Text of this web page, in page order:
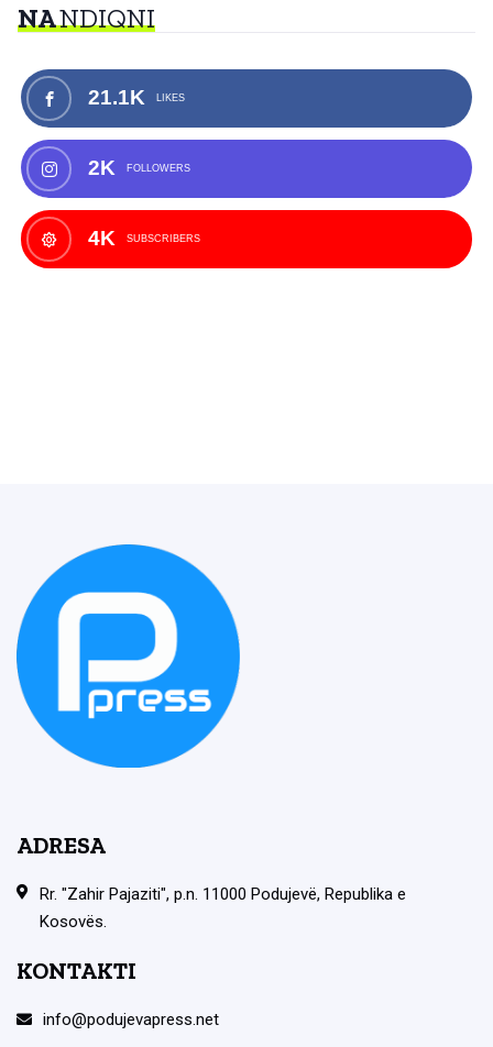
NANDIQNI
21.1K LIKES
2K FOLLOWERS
4K SUBSCRIBERS
ADRESA
Rr. "Zahir Pajaziti", p.n. 11000 Podujevë, Republika e
Kosovës.
KONTAKTI
info@podujevapress.net